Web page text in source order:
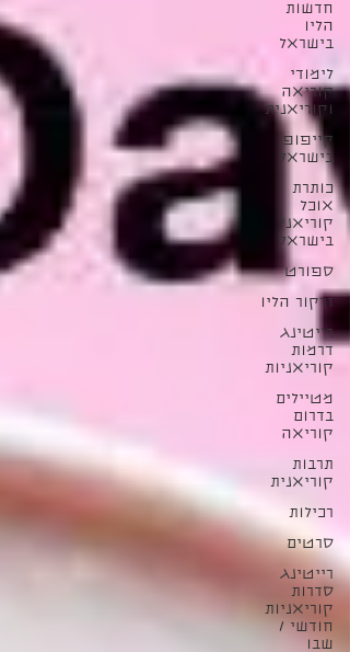
חדשות
הליו
בישראל
לימודי
קוריאה
וקוריאנית
קייפופ
בישראל
כותרת
אוכל
קוריאני
בישראל
ספורט
זרקור הליו
רייטינג
דרמות
קוריאניות
מטיילים
בדרום
קוריאה
תרבות
קוריאנית
רכילות
סרטים
רייטינג
סדרות
קוריאניות
חודשי /
שבו